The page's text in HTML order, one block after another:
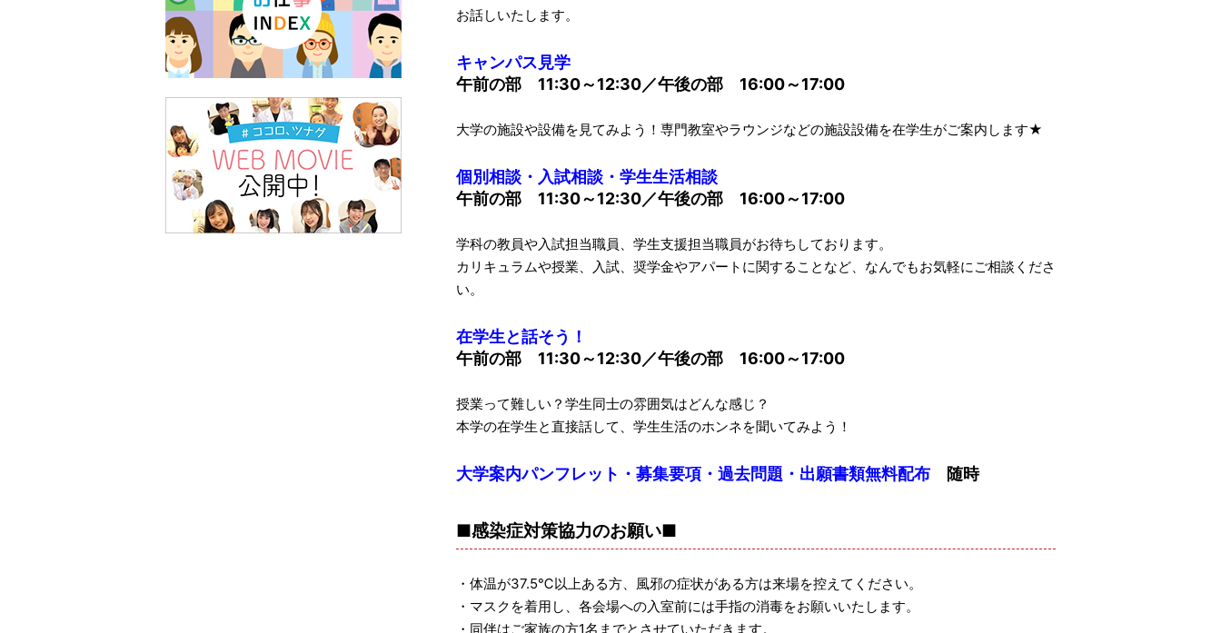
お話しいたします。
キャンパス見学
午前の部
11:30～12:30／午後の部 16:00～17:00
大学の施設や設備を見てみよう！専門教室やラウンジなどの施設設備を在学生がご案内します★
個別相談・入試相談・学生生活相談
午前の部
11:30～12:30／午後の部 16:00～17:00
学科の教員や入試担当職員、学生支援担当職員がお待ちしております。
カリキュラムや授業、入試、奨学金やアパートに関することなど、なんでもお気軽にご相談くださ
い。
在学生と話そう！
午前の部
11:30～12:30／午後の部 16:00～17:00
授業って難しい？学生同士の雰囲気はどんな感じ？
本学の在学生と直接話して、学生生活のホンネを聞いてみよう！
大学案内パンフレット・募集要項・過去問題・出願書類無料配布 随時
■感染症対策協力のお願い■
・体温が37.5℃以上ある方、風邪の症状がある方は来場を控えてください。
・マスクを着用し、各会場への入室前には手指の消毒をお願いいたします。
・同伴はご家族の方1名までとさせていただきます。